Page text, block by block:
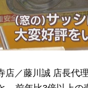
店／藤川誠 店長代理